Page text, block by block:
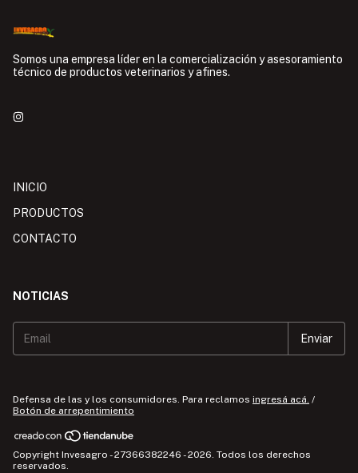
Somos una empresa líder en la comercialización y asesoramiento
técnico de productos veterinarios y afines.
INICIO
PRODUCTOS
CONTACTO
NOTICIAS
Defensa de las y los consumidores. Para reclamos ingresá acá. /
Botón de arrepentimiento
Copyright Invesagro - 27366382246 - 2026. Todos los derechos
reservados.